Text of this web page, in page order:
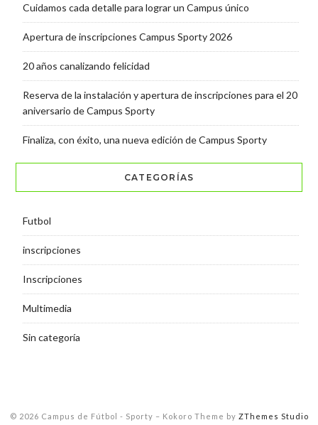
Cuidamos cada detalle para lograr un Campus único
Apertura de inscripciones Campus Sporty 2026
20 años canalizando felicidad
Reserva de la instalación y apertura de inscripciones para el 20
aniversario de Campus Sporty
Finaliza, con éxito, una nueva edición de Campus Sporty
CATEGORÍAS
Futbol
inscripciones
Inscripciones
Multimedia
Sin categoría
© 2026 Campus de Fútbol - Sporty – Kokoro Theme by ZThemes Studio